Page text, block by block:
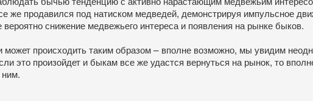
же продавился под натиском медведей, демонстрируя импульсное
снижение медвежьего интереса и появления на рынке быков.
происходить таким образом – вполне возможно, мы увидим
это произойдет и быкам все же удастся вернуться на рынок, то